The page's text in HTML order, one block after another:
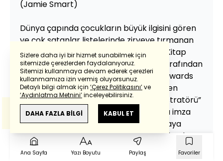
(Jamie Smart)
Dünya çapında çocukların büyük ilgisini gören
ve çok satanlar listelerinde zirveye tırmanan
Tavşancık Maymun’a Karşı serisi, The Kitap
Yayınları etiketiyle raflarda. İrem Bir tarafından
Türkçe’ye çevrilen kitap, British Book Awards
ve Laugh Out Loud (LOLies) Ödülleri’nden
ödüller ile dönen ve “Yılın En Komik İllüstratörü”
ünvanını kazanarak büyük bir başarıya imza
attı. Serinin hikayesi, bir maymunun uzaya
fırlatıldığını düşündüğü bir deneyim ile başlar.
Ancak maymunun iniş yaptığı yer, Tavşancık
Ana Sayfa Yazı Boyutu Paylaş Favoriler
Sizlere daha iyi bir hizmet sunabilmek için
sitemizde çerezlerden faydalanıyoruz.
Sitemizi kullanmaya devam ederek çerezleri
kullanmamıza izin vermiş oluyorsunuz.
Detaylı bilgi almak için ‘Çerez Politikasını’ve
‘Aydınlatma Metnini’inceleyebilirsiniz.
DAHA FAZLA BİLGİ KABUL ET
Powered by Translate
Bu çevirideGoogle Transletekullanılmıştır.
Anlam ve çeviri hatalarından
haberturk.com
sorumlu değildir.